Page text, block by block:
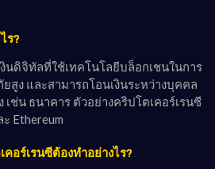
ร?
นดิจิทัลที่ใช้เทคโนโลยีบล็อกเชนในการ
สูง และสามารถโอนเงินระหว่างบุคคล
ช่น ธนาคาร ตัวอย่างคริปโตเคอร์เรนซี
Ethereum
คอร์เรนซีต้องทำอย่างไร?